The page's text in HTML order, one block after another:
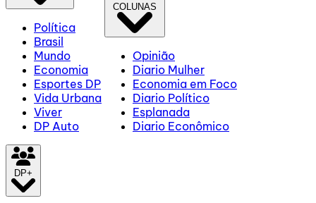
Política
Brasil
Mundo
Economia
Esportes DP
Vida Urbana
Viver
DP Auto
COLUNAS
Opinião
Diario Mulher
Economia em Foco
Diario Político
Esplanada
Diario Econômico
DP+